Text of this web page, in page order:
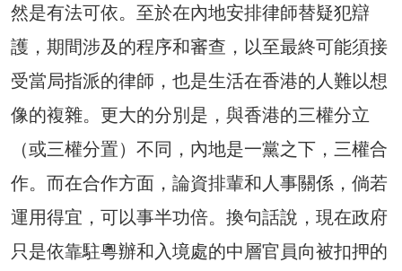
然是有法可依。至於在內地安排律師替疑犯辯
護，期間涉及的程序和審查，以至最終可能須接
受當局指派的律師，也是生活在香港的人難以想
像的複雜。更大的分別是，與香港的三權分立
（或三權分置）不同，內地是一黨之下，三權合
作。而在合作方面，論資排輩和人事關係，倘若
運用得宜，可以事半功倍。換句話說，現在政府
只是依靠駐粵辦和入境處的中層官員向被扣押的